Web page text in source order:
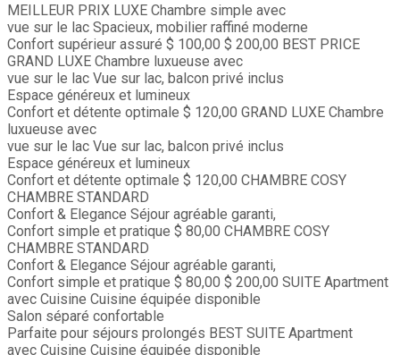
MEILLEUR PRIX LUXE Chambre simple avec
vue sur le lac Spacieux, mobilier raffiné moderne
Confort supérieur assuré $ 100,00 $ 200,00 BEST PRICE
GRAND LUXE Chambre luxueuse avec
vue sur le lac Vue sur lac, balcon privé inclus
Espace généreux et lumineux
Confort et détente optimale $ 120,00 GRAND LUXE Chambre
luxueuse avec
vue sur le lac Vue sur lac, balcon privé inclus
Espace généreux et lumineux
Confort et détente optimale $ 120,00 CHAMBRE COSY
CHAMBRE STANDARD
Confort & Elegance Séjour agréable garanti,
Confort simple et pratique $ 80,00 CHAMBRE COSY
CHAMBRE STANDARD
Confort & Elegance Séjour agréable garanti,
Confort simple et pratique $ 80,00 $ 200,00 SUITE Apartment
avec Cuisine Cuisine équipée disponible
Salon séparé confortable
Parfaite pour séjours prolongés BEST SUITE Apartment
avec Cuisine Cuisine équipée disponible